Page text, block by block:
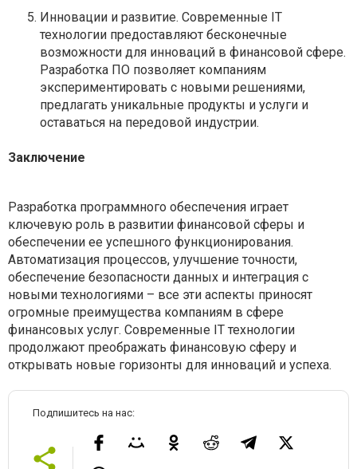
Инновации и развитие. Современные IT
технологии предоставляют бесконечные
возможности для инноваций в финансовой сфере.
Разработка ПО позволяет компаниям
экспериментировать с новыми решениями,
предлагать уникальные продукты и услуги и
оставаться на передовой индустрии.
Заключение
Разработка программного обеспечения играет
ключевую роль в развитии финансовой сферы и
обеспечении ее успешного функционирования.
Автоматизация процессов, улучшение точности,
обеспечение безопасности данных и интеграция с
новыми технологиями – все эти аспекты приносят
огромные преимущества компаниям в сфере
финансовых услуг. Современные IT технологии
продолжают преображать финансовую сферу и
открывать новые горизонты для инноваций и успеха.
Подпишитесь на нас: